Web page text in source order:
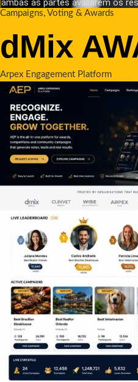
ambas as partes avaliarem os
Campaigns, Voting & Awards
dMix
Arpex Engagement Platform